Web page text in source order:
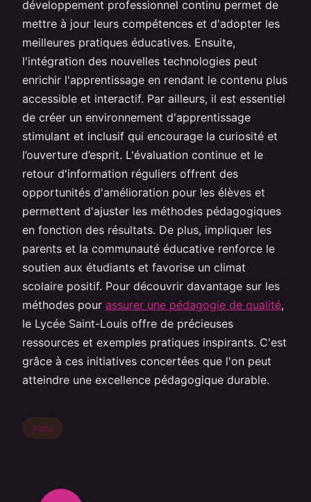
développement professionnel continu permet de
mettre à jour leurs compétences et d'adopter les
meilleures pratiques éducatives. Ensuite,
l'intégration des nouvelles technologies peut
enrichir l'apprentissage en rendant le contenu plus
accessible et interactif. Par ailleurs, il est essentiel
de créer un environnement d'apprentissage
stimulant et inclusif qui encourage la curiosité et
l’ouverture d’esprit. L'évaluation continue et le
retour d'information réguliers offrent des
opportunités d'amélioration pour les élèves et
permettent d'ajuster les méthodes pédagogiques
en fonction des résultats. De plus, impliquer les
parents et la communauté éducative renforce le
soutien aux étudiants et favorise un climat
scolaire positif. Pour découvrir davantage sur les
méthodes pour assurer une pédagogie de qualité,
le Lycée Saint-Louis offre de précieuses
ressources et exemples pratiques inspirants. C'est
grâce à ces initiatives concertées que l'on peut
atteindre une excellence pédagogique durable.
Actu